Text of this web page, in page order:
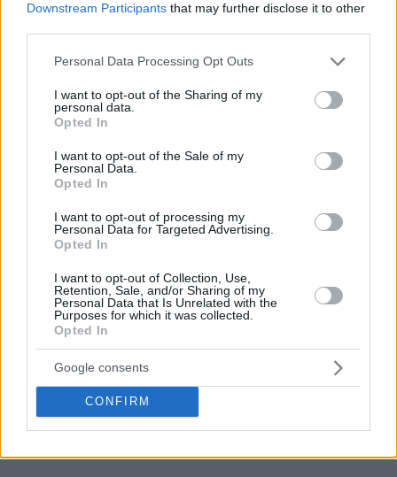
Downstream Participants that may further disclose it to other
Please note that this website/app uses one or more Google
not limited to your visit or usage behaviour. You may click to
grant or deny consent to Google and its third-party tags to
use your data for below specified purposes in below Google
consent section.
Personal Data Processing Opt Outs
I want to opt-out of the Sharing of my
personal data.
Opted In
I want to opt-out of the Sale of my
Personal Data.
Opted In
I want to opt-out of processing my
Personal Data for Targeted Advertising.
Opted In
I want to opt-out of Collection, Use,
Retention, Sale, and/or Sharing of my
Personal Data that Is Unrelated with the
Purposes for which it was collected.
Opted In
Google consents
CONFIRM
16:28